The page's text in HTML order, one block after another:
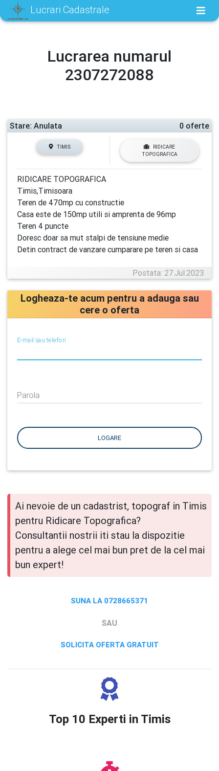
Lucrari Cadastrale
Lucrarea numarul
2307272088
Stare: Anulata 0 oferte
TIMIS
RIDICARE
TOPOGRAFICA
RIDICARE TOPOGRAFICA
Timis,Timisoara
Teren de 470mp cu constructie
Casa este de 150mp utili si amprenta de 96mp
Teren 4 puncte
Doresc doar sa mut stalpi de tensiune medie
Detin contract de vanzare cumparare pe teren si casa
Postata: 27.Jul.2023
Logheaza-te acum pentru a adauga sau
cere o oferta
E-mail sau telefon
Parola
LOGARE
Ai nevoie de un cadastrist, topograf in Timis
pentru Ridicare Topografica?
Consultantii nostrii iti stau la dispozitie
pentru a alege cel mai bun pret de la cel mai
bun expert!
SUNA LA 0728665371
SAU
SOLICITA OFERTA GRATUIT
Top 10 Experti in Timis